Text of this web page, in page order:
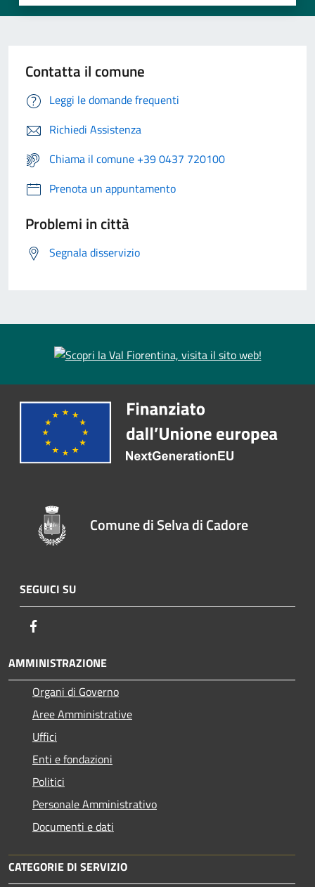
Contatta il comune
Leggi le domande frequenti
Richiedi Assistenza
Chiama il comune +39 0437 720100
Prenota un appuntamento
Problemi in città
Segnala disservizio
Comune di Selva di Cadore
SEGUICI SU
AMMINISTRAZIONE
Organi di Governo
Aree Amministrative
Uffici
Enti e fondazioni
Politici
Personale Amministrativo
Documenti e dati
CATEGORIE DI SERVIZIO